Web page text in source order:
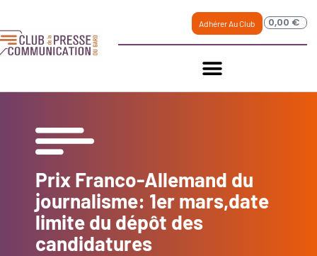
Adhérer Au Club 0,00 €
Prix Franco-Allemand du
journalisme: 1er mars,date
limite du dépôt des
candidatures